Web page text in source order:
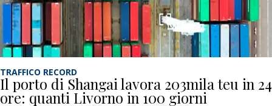
TRAFFICO RECORD
Il porto di Shangai lavora 203mila teu in 24
ore: quanti Livorno in 100 giorni